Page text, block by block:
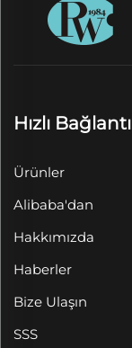
Hızlı Bağlantı
Ürünler
Alibaba'dan
Hakkımızda
Haberler
Bize Ulaşın
SSS